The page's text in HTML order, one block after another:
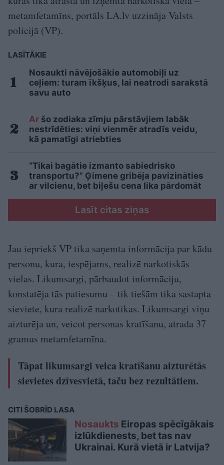
metamfetamīns, portāls LA.lv uzzināja Valsts
policijā (VP).
LASĪTĀKIE
Nosaukti nāvējošākie automobiļi uz
ceļiem: turam īkšķus, lai neatrodi sarakstā
savu auto
Ar šo zodiaka zīmju pārstāvjiem labāk
nestrīdēties: viņi vienmēr atradīs veidu,
kā pamatīgi atriebties
“Tikai bagātie izmanto sabiedrisko
transportu?” Ģimene gribēja pavizināties
ar vilcienu, bet biļešu cena lika pārdomāt
Lasīt citas ziņas
Jau iepriekš VP tika saņemta informācija par kādu
personu, kura, iespējams, realizē narkotiskās
vielas. Likumsargi, pārbaudot informāciju,
konstatēja tās patiesumu – tik tiešām tika sastapta
sieviete, kura realizē narkotikas. Likumsargi viņu
aizturēja un, veicot personas kratīšanu, atrada 37
gramus metamfetamīna.
Tāpat likumsargi veica kratīšanu aizturētās
sievietes dzīvesvietā, taču bez rezultātiem.
CITI ŠOBRĪD LASA
Nosaukts Eiropas spēcīgākais
izlūkdienests, bet tas nav
Ukrainai. Kurā vietā ir Latvija?